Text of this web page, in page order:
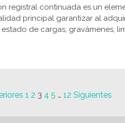
registral continuada es un
principal garantizar al
de cargas, gravámenes,
1 2 3 4 5 … 12 Siguientes